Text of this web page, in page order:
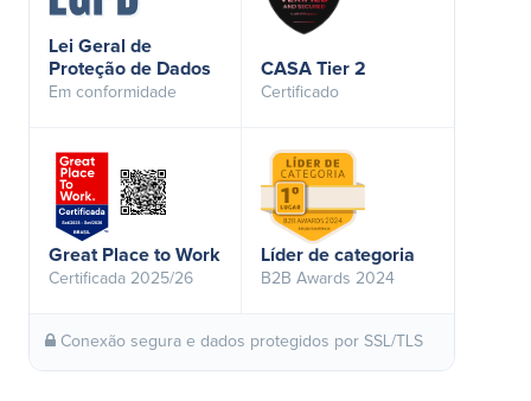
Lei Geral de
Proteção de Dados
Em conformidade
CASA Tier 2
Certificado
Great Place to Work
Certificada 2025/26
Líder de categoria
B2B Awards 2024
Conexão segura e dados protegidos por SSL/TLS